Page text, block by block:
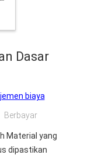
Dasar
biaya
Berbayar
Material yang
dipastikan